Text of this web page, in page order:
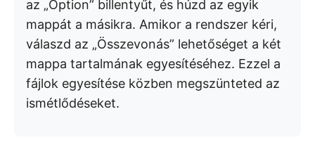
az „Option” billentyűt, és húzd az egyik
mappát a másikra. Amikor a rendszer kéri,
válaszd az „Összevonás” lehetőséget a két
mappa tartalmának egyesítéséhez. Ezzel a
fájlok egyesítése közben megszünteted az
ismétlődéseket.